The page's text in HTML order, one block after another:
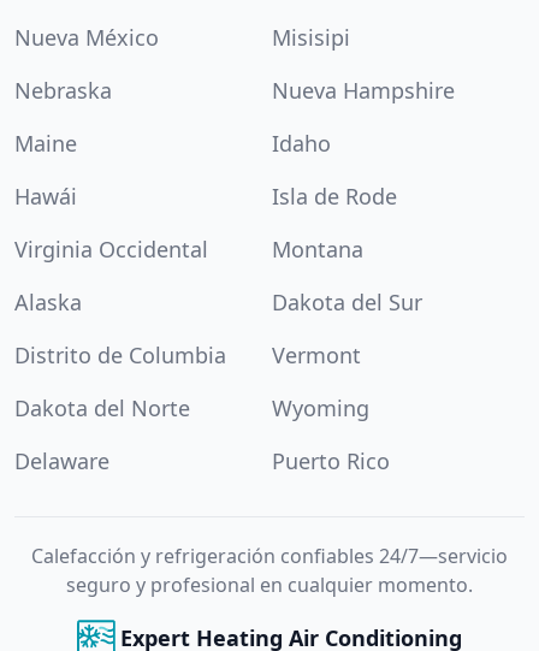
Nueva México
Misisipi
Nebraska
Nueva Hampshire
Maine
Idaho
Hawái
Isla de Rode
Virginia Occidental
Montana
Alaska
Dakota del Sur
Distrito de Columbia
Vermont
Dakota del Norte
Wyoming
Delaware
Puerto Rico
Calefacción y refrigeración confiables 24/7—servicio
seguro y profesional en cualquier momento.
Expert Heating Air Conditioning